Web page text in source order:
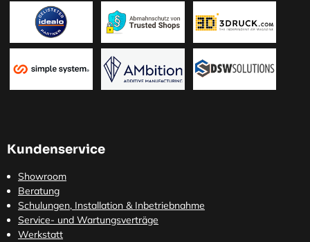
Kundenservice
Showroom
Beratung
Schulungen, Installation & Inbetriebnahme
Service- und Wartungsverträge
Werkstatt